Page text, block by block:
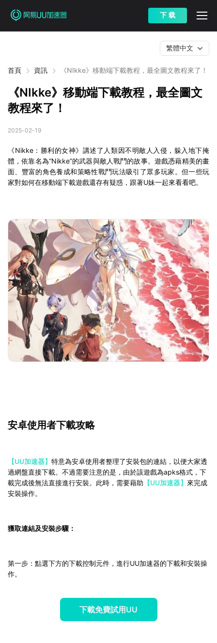
下 载
首頁 資訊 《NIkke》移動端下載教程，最全圖文教程來了！
繁體中文
《NIkke》移動端下載教程，最全圖文
教程來了！
2025-02-19
《Nikke：勝利的女神》講述了人類因不明敵人入侵，躲入地下掩
體，依靠名為“Nikke”的武器與敵人戰鬥的故事。遊戲憑藉精美的畫
面、豐富的角色養成和策略性戰鬥玩法吸引了眾多玩家。但一些玩
家對如何在移動端下載遊戲還存有疑惑，跟著U妹一起來看看吧。
安卓使用者下載攻略
【UU加速器】 特意為安卓使用者整理了安裝包的連結，以便大家透
過網盤直接下載。不過需要注意的是，由於該遊戲為apks格式，下
載完成後無法直接進行安裝。此時，需要藉助 【UU加速器】 來完成
安裝操作。
獲取連結及安裝步驟：
第一步：點選下方的下載控制元件，進行UU加速器的下載和安裝操
作。
下載免費試用UU